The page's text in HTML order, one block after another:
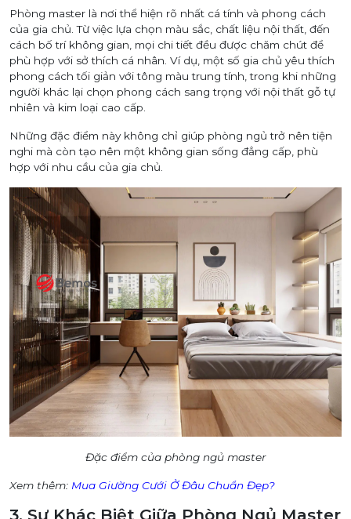
Phòng master là nơi thể hiện rõ nhất cá tính và phong cách
của gia chủ. Từ việc lựa chọn màu sắc, chất liệu nội thất, đến
cách bố trí không gian, mọi chi tiết đều được chăm chút để
phù hợp với sở thích cá nhân. Ví dụ, một số gia chủ yêu thích
phong cách tối giản với tông màu trung tính, trong khi những
người khác lại chọn phong cách sang trọng với nội thất gỗ tự
nhiên và kim loại cao cấp.
Những đặc điểm này không chỉ giúp phòng ngủ trở nên tiện
nghi mà còn tạo nên một không gian sống đẳng cấp, phù
hợp với nhu cầu của gia chủ.
Đặc điểm của phòng ngủ master
Xem thêm: Mua Giường Cưới Ở Đâu Chuẩn Đẹp?
3. Sự Khác Biệt Giữa Phòng Ngủ Master